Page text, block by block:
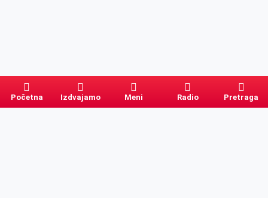
Početna Izdvajamo Meni Radio Pretraga